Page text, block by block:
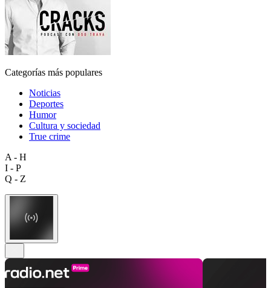
Categorías más populares
Noticias
Deportes
Humor
Cultura y sociedad
True crime
A - H
I - P
Q - Z